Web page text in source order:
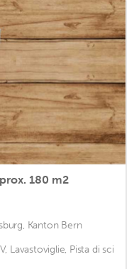
180 m2
Kanton Bern
Lavastoviglie, Pista di sci